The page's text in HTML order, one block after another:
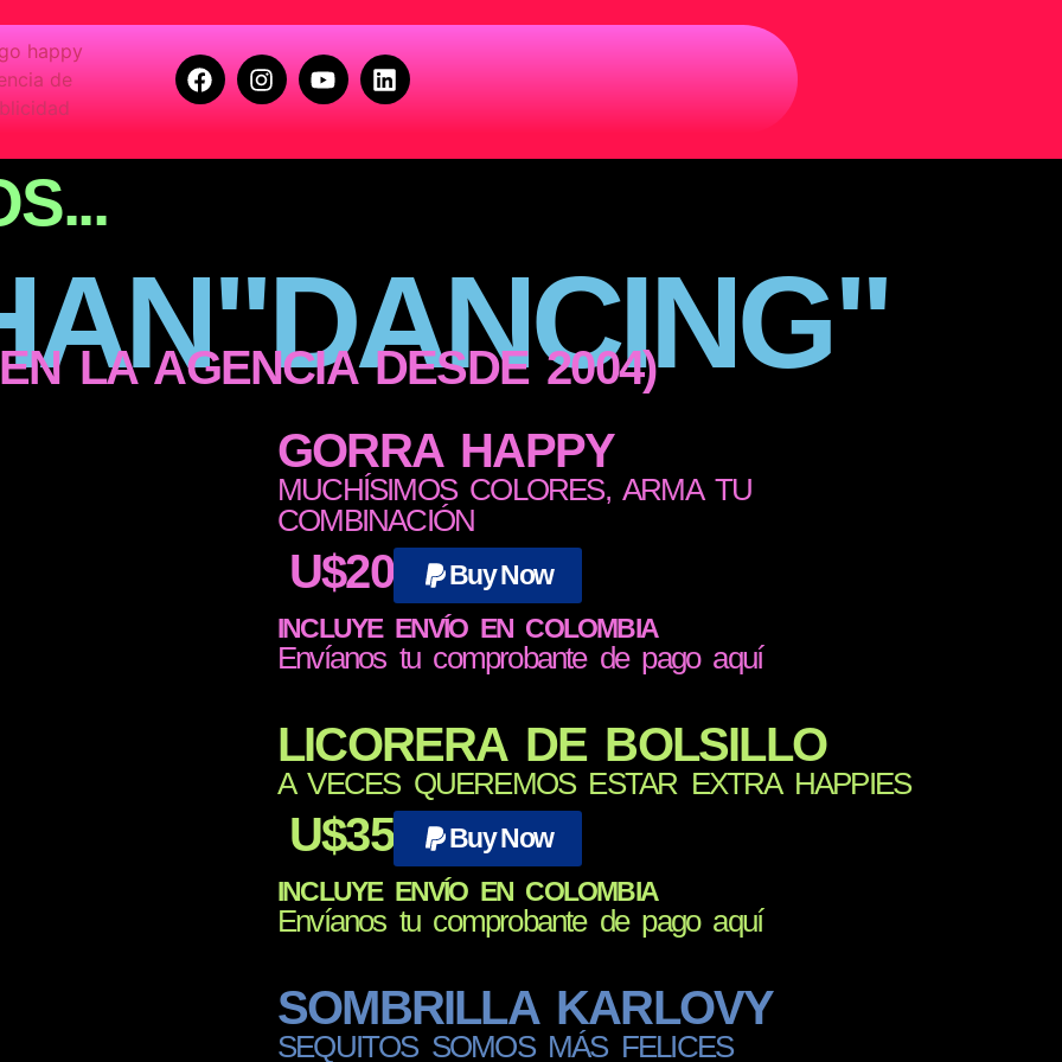
LA AGENCIA DESDE 2004)
GORRA HAPPY
MUCHÍSIMOS COLORES, ARMA TU
COMBINACIÓN
U$20
Buy Now
INCLUYE ENVÍO EN COLOMBIA
Envíanos tu comprobante de pago aquí
LICORERA DE BOLSILLO
A VECES QUEREMOS ESTAR EXTRA HAPPIES
U$35
Buy Now
INCLUYE ENVÍO EN COLOMBIA
Envíanos tu comprobante de pago aquí
SOMBRILLA KARLOVY
SEQUITOS SOMOS MÁS FELICES